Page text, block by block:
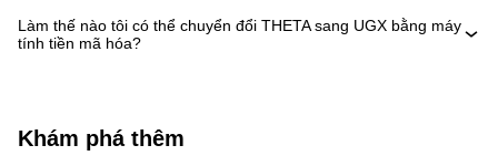
Làm thế nào tôi có thể chuyển đổi THETA sang UGX bằng máy
tính tiền mã hóa?
Khám phá thêm